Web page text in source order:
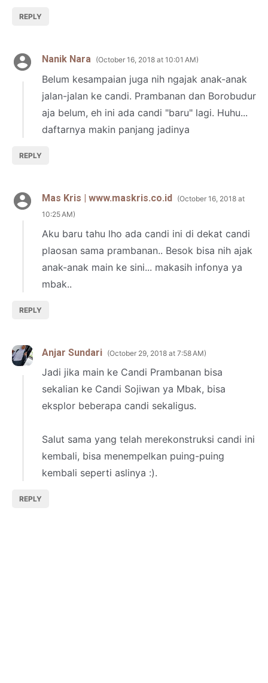
REPLY
Nanik Nara October 16, 2018 at 10:01 AM
Belum kesampaian juga nih ngajak anak-anak
jalan-jalan ke candi. Prambanan dan Borobudur
aja belum, eh ini ada candi "baru" lagi. Huhu...
daftarnya makin panjang jadinya
REPLY
Mas Kris | www.maskris.co.id
October 16, 2018 at
10:25 AM
Aku baru tahu lho ada candi ini di dekat candi
plaosan sama prambanan.. Besok bisa nih ajak
anak-anak main ke sini... makasih infonya ya
mbak..
REPLY
Anjar Sundari October 29, 2018 at 7:58 AM
Jadi jika main ke Candi Prambanan bisa
sekalian ke Candi Sojiwan ya Mbak, bisa
eksplor beberapa candi sekaligus.
Salut sama yang telah merekonstruksi candi ini
kembali, bisa menempelkan puing-puing
kembali seperti aslinya :).
REPLY